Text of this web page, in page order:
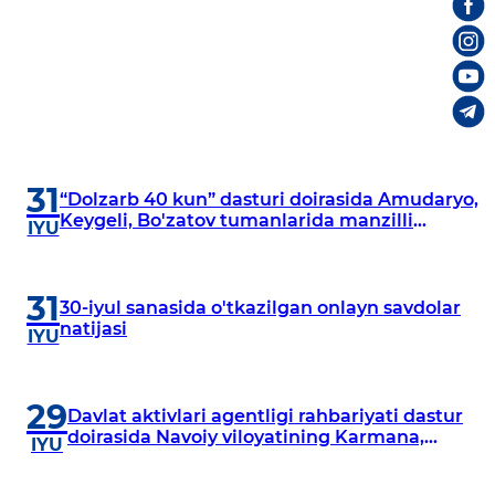
31
IYU
“Dolzarb 40 kun” dasturi doirasida Amudaryo,
Keygeli, Bo'zatov tumanlarida manzilli
31
IYU
30-iyul sanasida o'tkazilgan onlayn savdolar
natijasi
29
IYU
Davlat aktivlari agentligi rahbariyati dastur
doirasida Navoiy viloyatining Karmana,